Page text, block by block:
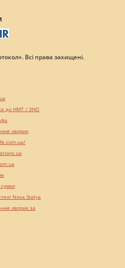
Всі права захищені.
до НМТ / ЗНО
хворих
Nova Stelya
хворих за